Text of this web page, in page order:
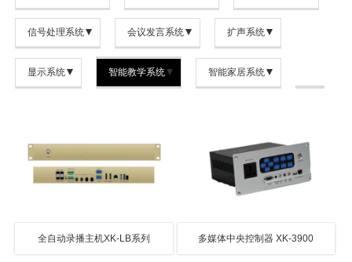
信号处理系统 会议发言系统 扩声系统
显示系统 智能教学系统 智能家居系统
全自动录播主机XK-LB系列 多媒体中央控制器 XK-3900